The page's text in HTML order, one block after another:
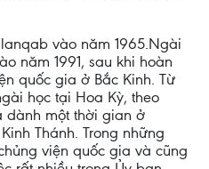
vào năm 1965.Ngài
năm 1991, sau khi hoàn
quốc gia ở Bắc Kinh. Từ
học tại Hoa Kỳ, theo
dành một thời gian ở
Thánh. Trong những
viện quốc gia và cũng